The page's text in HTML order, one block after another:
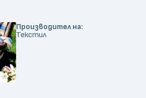
Производител на:
Текстил